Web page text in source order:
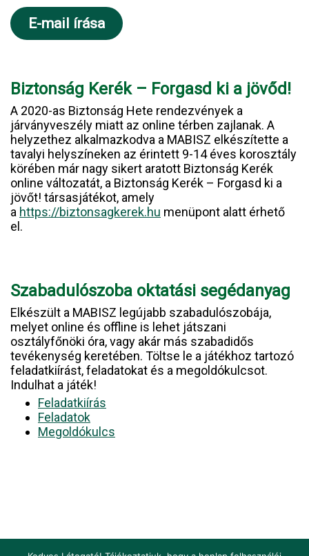
E-mail írása
Biztonság Kerék – Forgasd ki a jövőd!
A 2020-as Biztonság Hete rendezvények a
járványveszély miatt az online térben zajlanak. A
helyzethez alkalmazkodva a MABISZ elkészítette a
tavalyi helyszíneken az érintett 9-14 éves korosztály
körében már nagy sikert aratott Biztonság Kerék
online változatát, a Biztonság Kerék – Forgasd ki a
jövőt! társasjátékot, amely
a https://biztonsagkerek.hu menüpont alatt érhető
el.
Szabadulószoba oktatási segédanyag
Elkészült a MABISZ legújabb szabadulószobája,
melyet online és offline is lehet játszani
osztályfőnöki óra, vagy akár más szabadidős
tevékenység keretében. Töltse le a játékhoz tartozó
feladatkiírást, feladatokat és a megoldókulcsot.
Indulhat a játék!
Feladatkiírás
Feladatok
Megoldókulcs